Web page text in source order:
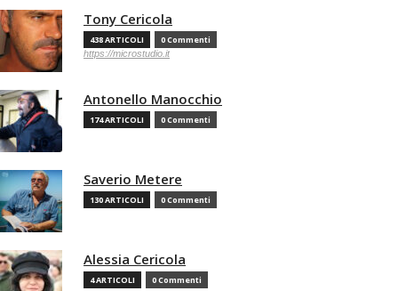
Tony Cericola
438 ARTICOLI 0 Commenti
https://microstudio.it
Antonello Manocchio
174 ARTICOLI 0 Commenti
Saverio Metere
130 ARTICOLI 0 Commenti
Alessia Cericola
4 ARTICOLI 0 Commenti